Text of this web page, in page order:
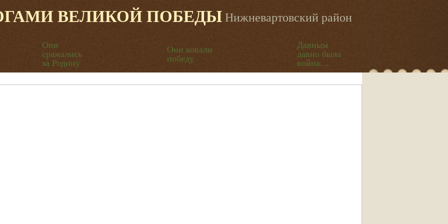
ВЕЛИКОЙ ПОБЕДЫ Нижневартовский район
Они
сражались
за Родину
Они ковали
победу
Давным
давно была
война…